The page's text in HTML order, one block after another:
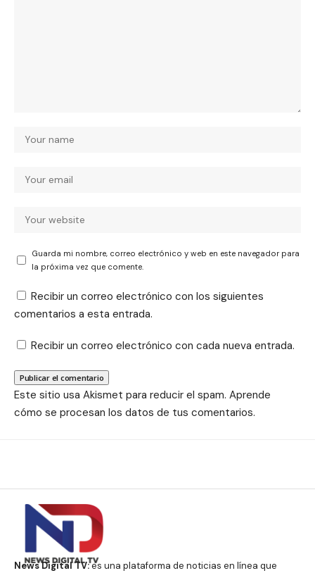
Guarda mi nombre, correo electrónico y web en este navegador para
la próxima vez que comente.
Recibir un correo electrónico con los siguientes
comentarios a esta entrada.
Recibir un correo electrónico con cada nueva entrada.
Este sitio usa Akismet para reducir el spam. Aprende
cómo se procesan los datos de tus comentarios.
News Digital TV:es una plataforma de noticias en línea que